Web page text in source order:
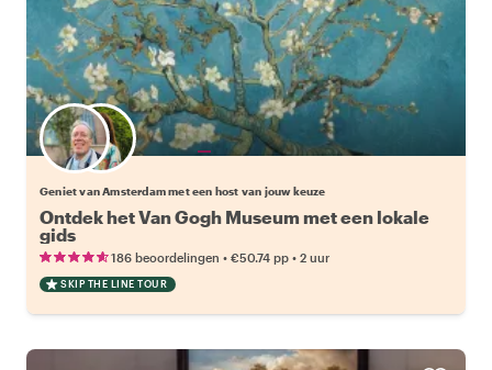
Kies jouw favoriete local
Geniet van Amsterdam met een host van jouw keuze
Ontdek het Van Gogh Museum met een lokale
gids
186 beoordelingen • €50.74 pp • 2 uur
SKIP THE LINE TOUR